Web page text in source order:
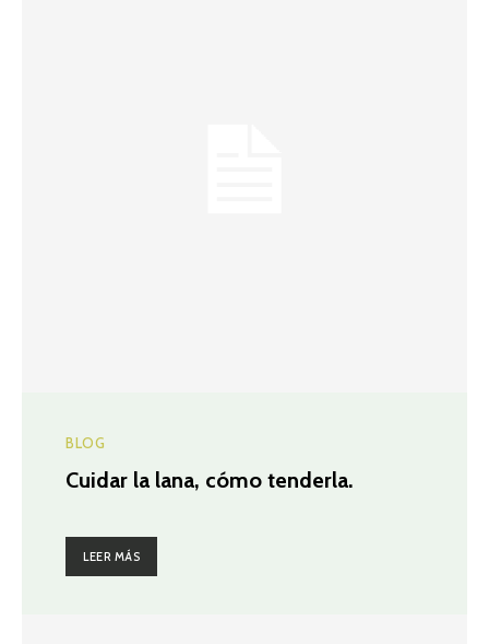
BLOG
Cuidar la lana, cómo tenderla.
LEER MÁS